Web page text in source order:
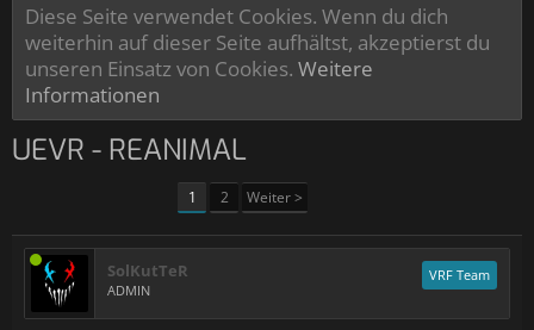
Diese Seite verwendet Cookies. Wenn du dich
weiterhin auf dieser Seite aufhältst, akzeptierst du
unseren Einsatz von Cookies. Weitere
Informationen
UEVR - REANIMAL
1 2 Weiter >
SolKutTeR
ADMIN
VRF Team